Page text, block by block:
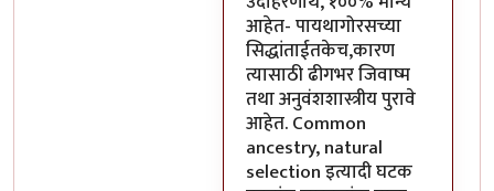
आहेत- पायथागोरसच्या
सिद्धांताईतकेच,कारण
त्यासाठी ढीगभर जिवाष्म
तथा अनुवंशशास्त्रीय पुरावे
आहेत. Common
ancestry, natural
selection इत्यादी घटक